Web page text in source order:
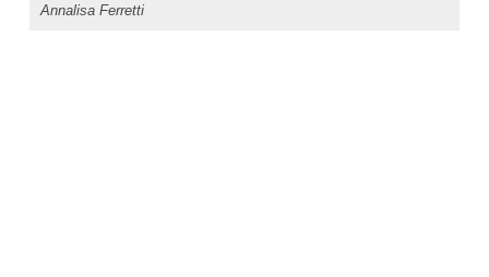
Annalisa Ferretti